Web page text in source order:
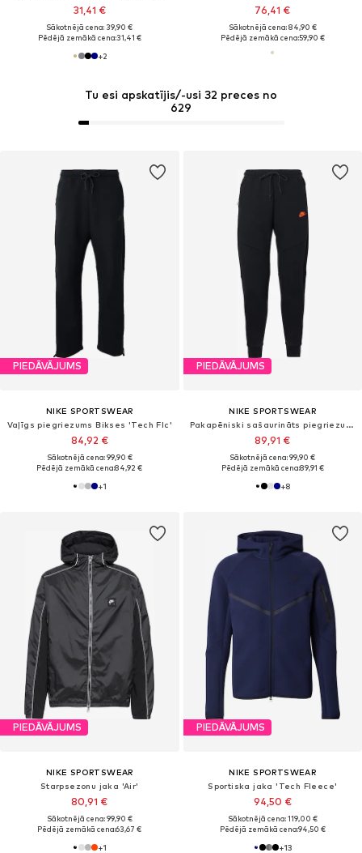
31,41 €
Sākotnējā cena: 39,90 €
Pēdējā zemākā cena:31,41 €
+2
76,41 €
Sākotnējā cena: 84,90 €
Pēdējā zemākā cena:59,90 €
PIEDĀVĀJUMS
NIKE SPORTSWEAR
Vaļīgs piegriezums Bikses 'Tech Flc'
84,92 €
Sākotnējā cena: 99,90 €
Pēdējā zemākā cena:84,92 €
+1
Tu esi apskatījis/-usi 32 preces no
629
PIEDĀVĀJUMS
NIKE SPORTSWEAR
Pakapēniski sašaurināts piegriezums Bikses 'Tech Fleece'
89,91 €
Sākotnējā cena: 99,90 €
Pēdējā zemākā cena:89,91 €
+8
PIEDĀVĀJUMS
NIKE SPORTSWEAR
Starpsezonu jaka 'Air'
80,91 €
Sākotnējā cena: 99,90 €
Pēdējā zemākā cena:63,67 €
+1
PIEDĀVĀJUMS
NIKE SPORTSWEAR
Sportiska jaka 'Tech Fleece'
94,50 €
Sākotnējā cena: 119,00 €
Pēdējā zemākā cena:94,50 €
+13